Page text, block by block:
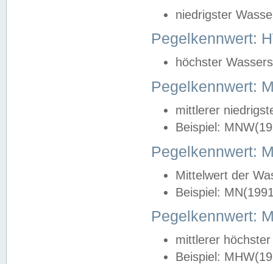
niedrigster
Pegelkennwert:
höchster
Pegelkennwert:
mittlerer
Beispiel:
Pegelkennwert:
Mittelwert der
Beispiel:
Pegelkennwert:
mittlerer
Beispiel: